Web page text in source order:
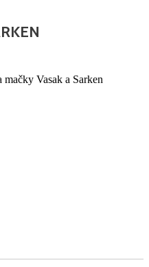
Vasak a Sarken